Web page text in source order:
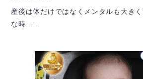
産後は体だけではなくメンタルも大き
な時……